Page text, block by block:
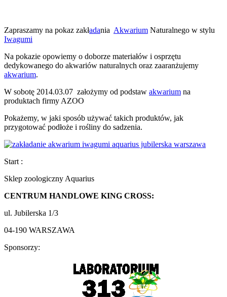
Zapraszamy na pokaz zakładania Akwarium Naturalnego w stylu
Iwagumi
Na pokazie opowiemy o doborze materiałów i osprzętu
dedykowanego do akwariów naturalnych oraz zaaranżujemy
akwarium.
W sobotę 2014.03.07 założymy od podstaw akwarium na
produktach firmy AZOO
Pokażemy, w jaki sposób używać takich produktów, jak
przygotować podłoże i rośliny do sadzenia.
Start :
Sklep zoologiczny Aquarius
CENTRUM HANDLOWE KING CROSS:
ul. Jubilerska 1/3
04-190 WARSZAWA
Sponsorzy: